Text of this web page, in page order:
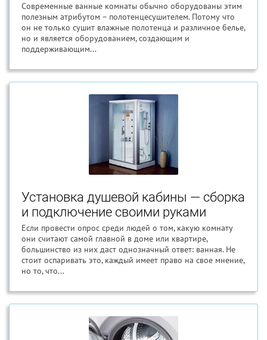
Современные ванные комнаты обычно оборудованы этим
полезным атрибутом – полотенцесушителем. Потому что
он не только сушит влажные полотенца и различное белье,
но и является оборудованием, создающим и
поддерживающим...
Установка душевой кабины — сборка
и подключение своими руками
Если провести опрос среди людей о том, какую комнату
они считают самой главной в доме или квартире,
большинство из них даст однозначный ответ: ванная. Не
стоит оспаривать это, каждый имеет право на свое мнение,
но то, что...